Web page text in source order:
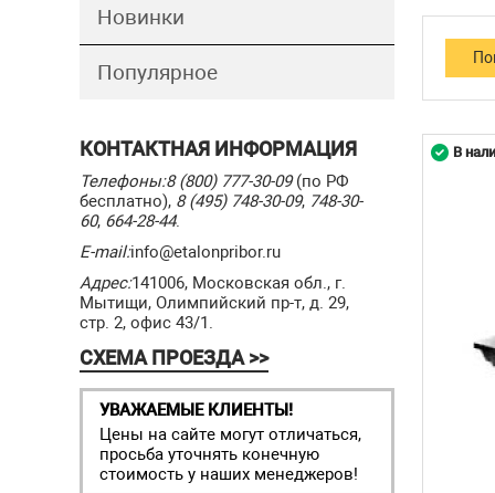
Новинки
Популярное
КОНТАКТНАЯ ИНФОРМАЦИЯ
Телефоны:8 (800) 777-30-09(по РФ
бесплатно), 8 (495) 748-30-09, 748-30-
60, 664-28-44.
E-mail:info@etalonpribor.ru
Адрес:141006, Московская обл., г.
Мытищи, Олимпийский пр-т, д. 29,
стр. 2, офис 43/1.
СХЕМА ПРОЕЗДА >>
УВАЖАЕМЫЕ КЛИЕНТЫ!
Цены на сайте могут отличаться,
просьба уточнять конечную
стоимость у наших менеджеров!
В